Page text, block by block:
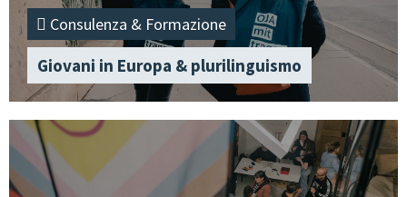
Consulenza & Formazione
Giovani in Europa & plurilinguismo